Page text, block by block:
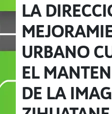
LA
URBANO
EL
DE LA